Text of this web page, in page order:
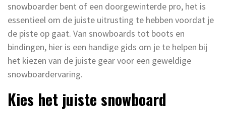
snowboarder bent of een doorgewinterde pro, het is
essentieel om de juiste uitrusting te hebben voordat je
de piste op gaat. Van snowboards tot boots en
bindingen, hier is een handige gids om je te helpen bij
het kiezen van de juiste gear voor een geweldige
snowboardervaring.
Kies het juiste snowboard